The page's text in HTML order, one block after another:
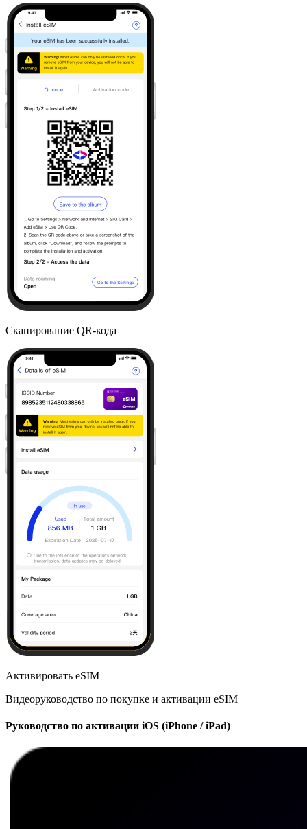
Сканирование QR-кода
Активировать eSIM
Видеоруководство по покупке и активации eSIM
Руководство по активации iOS (iPhone / iPad)